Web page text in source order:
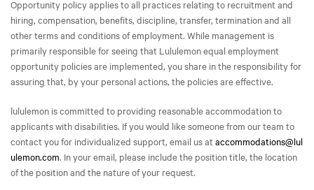
Opportunity policy applies to all practices relating to recruitment and
hiring, compensation, benefits, discipline, transfer, termination and all
other terms and conditions of employment. While management is
primarily responsible for seeing that Lululemon equal employment
opportunity policies are implemented, you share in the responsibility for
assuring that, by your personal actions, the policies are effective.
lululemon is committed to providing reasonable accommodation to
applicants with disabilities. If you would like someone from our team to
contact you for individualized support, email us at accommodations@lul
ulemon.com. In your email, please include the position title, the location
of the position and the nature of your request.